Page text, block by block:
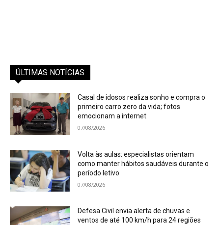
ÚLTIMAS NOTÍCIAS
Casal de idosos realiza sonho e compra o
primeiro carro zero da vida; fotos
emocionam a internet
07/08/2026
Volta às aulas: especialistas orientam
como manter hábitos saudáveis durante o
período letivo
07/08/2026
Defesa Civil envia alerta de chuvas e
ventos de até 100 km/h para 24 regiões